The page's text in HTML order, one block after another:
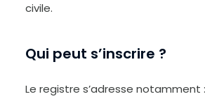
civile.
Qui peut s’inscrire ?
Le registre s’adresse notamment :